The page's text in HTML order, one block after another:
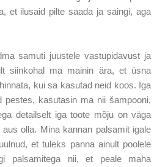
et ilusaid pilte saada ja saingi, aga
samuti juustele vastupidavust ja
siinkohal ma mainin ära, et üsna
kui sa kasutad neid koos. Iga
pestes, kasutasin ma nii šampooni,
detailselt iga toote mõju on väga
olla. Mina kannan palsamit igale
et tuleks panna ainult poolele
palsamitega nii, et peale maha